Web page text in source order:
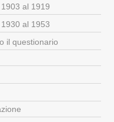
al 1919
al 1953
il questionario